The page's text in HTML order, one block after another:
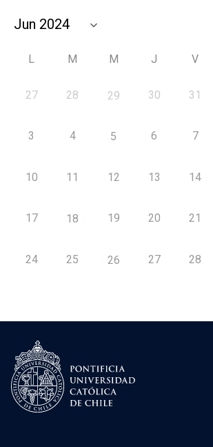
L M M J V
27 28 29 30 31
3 4 5 6 7
10 11 12 13 14
17 18 19 20 21
24 25 26 27 28